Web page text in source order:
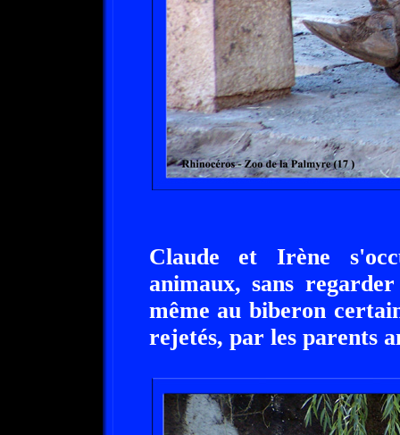
Claude et Irène
animaux, sans
même au biberon
rejetés, par les parents